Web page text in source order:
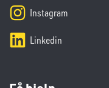
Instagram
Linkedin